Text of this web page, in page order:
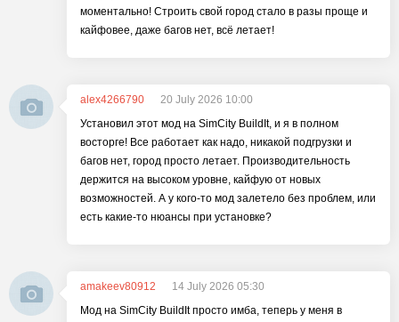
моментально! Строить свой город стало в разы проще и
кайфовее, даже багов нет, всё летает!
alex4266790
20 July 2026 10:00
Установил этот мод на SimCity BuildIt, и я в полном
восторге! Все работает как надо, никакой подгрузки и
багов нет, город просто летает. Производительность
держится на высоком уровне, кайфую от новых
возможностей. А у кого-то мод залетело без проблем, или
есть какие-то нюансы при установке?
amakeev80912
14 July 2026 05:30
Мод на SimCity BuildIt просто имба, теперь у меня в